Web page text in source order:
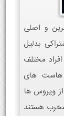
و اصلی
بدلیل
مختلف
هاست های
ویروس ها
هستند